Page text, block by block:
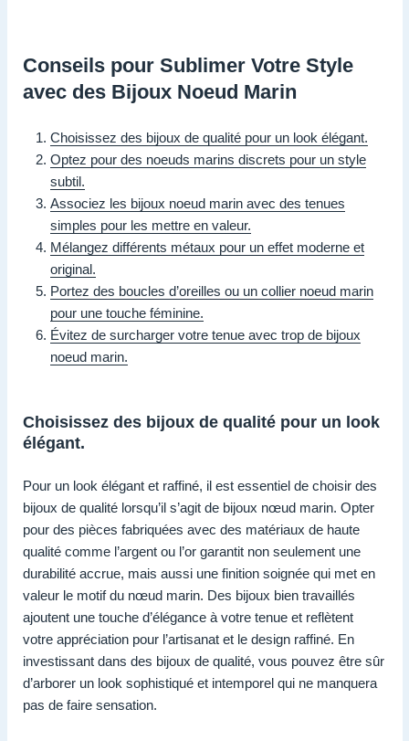
Conseils pour Sublimer Votre Style
avec des Bijoux Noeud Marin
Choisissez des bijoux de qualité pour un look élégant.
Optez pour des noeuds marins discrets pour un style
subtil.
Associez les bijoux noeud marin avec des tenues
simples pour les mettre en valeur.
Mélangez différents métaux pour un effet moderne et
original.
Portez des boucles d’oreilles ou un collier noeud marin
pour une touche féminine.
Évitez de surcharger votre tenue avec trop de bijoux
noeud marin.
Choisissez des bijoux de qualité pour un look
élégant.
Pour un look élégant et raffiné, il est essentiel de choisir des
bijoux de qualité lorsqu’il s’agit de bijoux nœud marin. Opter
pour des pièces fabriquées avec des matériaux de haute
qualité comme l’argent ou l’or garantit non seulement une
durabilité accrue, mais aussi une finition soignée qui met en
valeur le motif du nœud marin. Des bijoux bien travaillés
ajoutent une touche d’élégance à votre tenue et reflètent
votre appréciation pour l’artisanat et le design raffiné. En
investissant dans des bijoux de qualité, vous pouvez être sûr
d’arborer un look sophistiqué et intemporel qui ne manquera
pas de faire sensation.